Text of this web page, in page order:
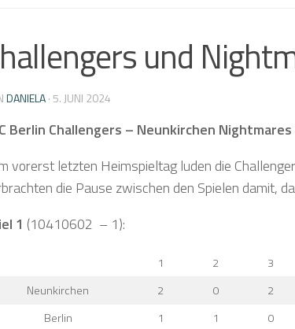
und
DANIELA· 5. JUNI 2024
Berlin Challengers – Neunkirchen
vorerst letzten Heimspieltag luden die
die Pause zwischen den Spielen damit,
1 (10410602 – 1):
1 2 3
Neunkirchen
2 0 2
Berlin
1 1 0